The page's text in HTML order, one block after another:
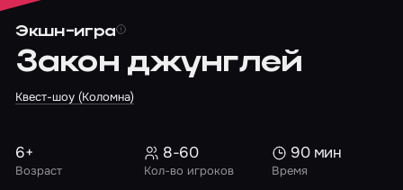
Экшн-игра
Закон джунглей
Квест-шоу (Коломна)
Возраст
6+
Кол-во игроков
8-60
Время
90 мин